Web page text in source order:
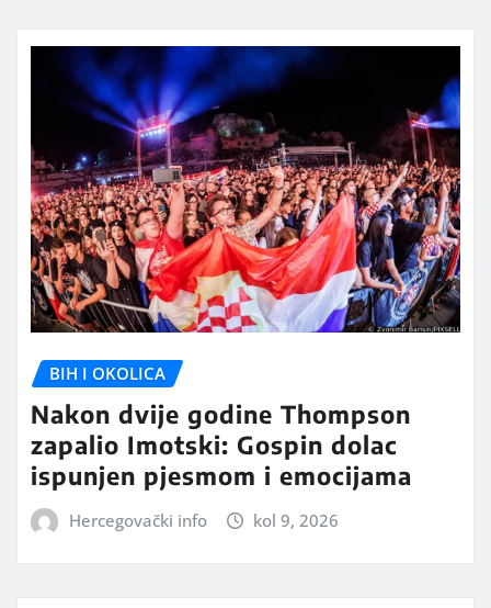
BIH I OKOLICA
Nakon dvije godine Thompson
zapalio Imotski: Gospin dolac
ispunjen pjesmom i emocijama
Hercegovački info kol 9, 2026